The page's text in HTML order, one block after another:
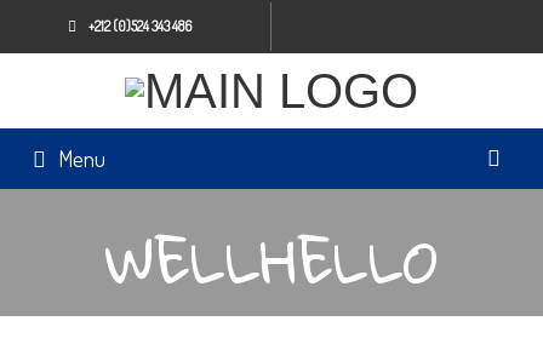
+212 (0)524 343 486
Menu
WELLHELLO